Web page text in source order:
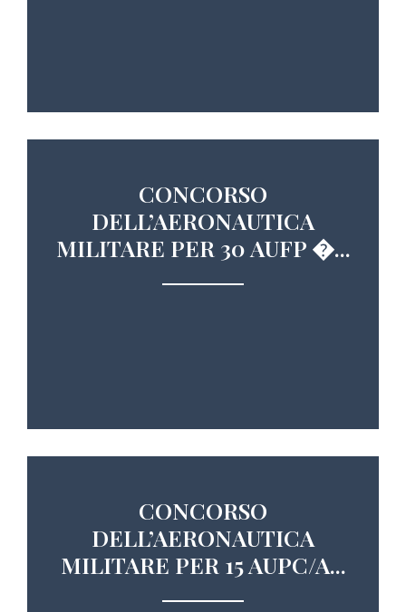
CONCORSO
DELL’AERONAUTICA
MILITARE PER 30 AUFP �...
CONCORSO
DELL’AERONAUTICA
MILITARE PER 15 AUPC/A...